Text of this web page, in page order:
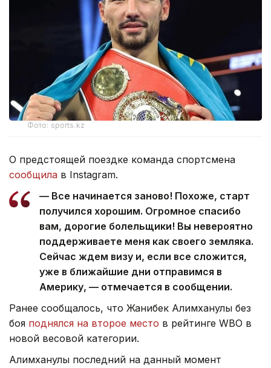
Фото: sports.kz
О предстоящей поездке команда спортсмена
сообщила в Instagram.
— Все начинается заново! Похоже, старт
получился хорошим. Огромное спасибо
вам, дорогие болельщики! Вы невероятно
поддерживаете меня как своего земляка.
Сейчас ждем визу и, если все сложится,
уже в ближайшие дни отправимся в
Америку, — отмечается в сообщении.
Ранее сообщалось, что Жанибек Алимханулы без
боя поднялся на второе место в рейтинге WBO в
новой весовой категории.
Алимханулы последний на данный момент